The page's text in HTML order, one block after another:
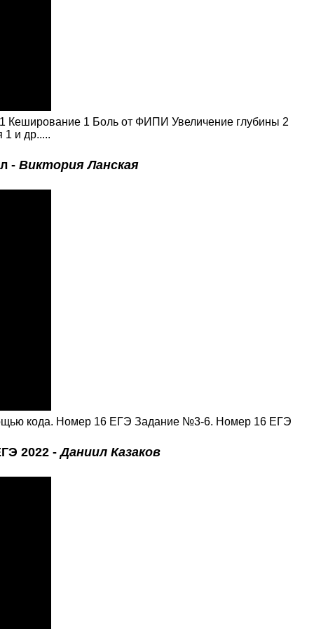
Кеширование 1 Боль от ФИПИ Увеличение глубины 2
1 и др.....
- Виктория Ланская
кода. Номер 16 ЕГЭ Задание №3-6. Номер 16 ЕГЭ
2022 -Даниил Казаков